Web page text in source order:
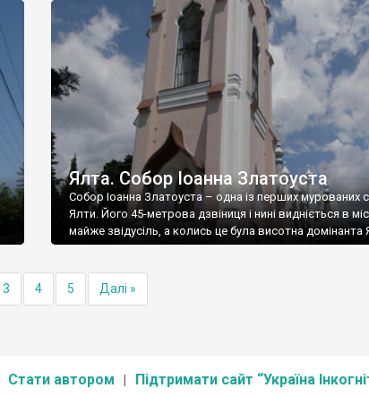
Ялта. Собор Іоанна Златоуста
Собор Іоанна Златоуста – одна із перших мурованих
Ялти. Його 45-метрова дзвіниця і нині видніється в
майже звідусіль, а колись це була висотна домінанта
3 4 5 Далі »
Стати автором Підтримати сайт “Україна